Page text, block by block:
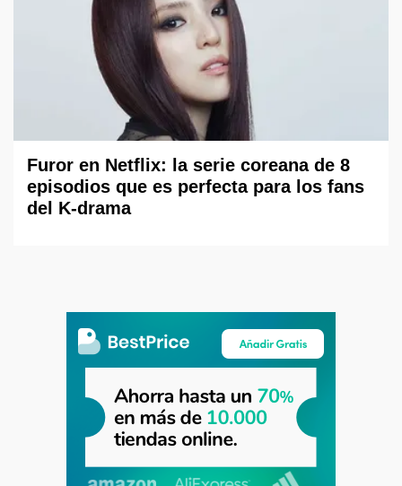
Furor en Netflix: la serie coreana de 8
episodios que es perfecta para los fans
del K-drama